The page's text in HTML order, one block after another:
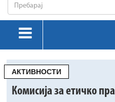
АКТИВНОСТИ
Комисија за етичко